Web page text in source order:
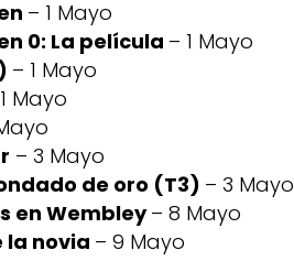
– 1 Mayo
0: La película – 1 Mayo
– 1 Mayo
Mayo
– 3 Mayo
de oro (T3) – 3 Mayo
en Wembley– 8 Mayo
la novia – 9 Mayo